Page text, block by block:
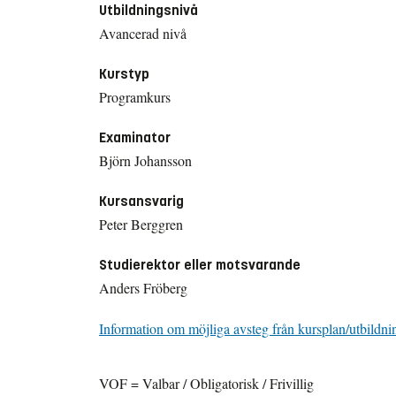
Utbildningsnivå
Avancerad nivå
Kurstyp
Programkurs
Examinator
Björn Johansson
Kursansvarig
Peter Berggren
Studierektor eller motsvarande
Anders Fröberg
Information om möjliga avsteg från kursplan/
VOF = Valbar / Obligatorisk / Frivillig